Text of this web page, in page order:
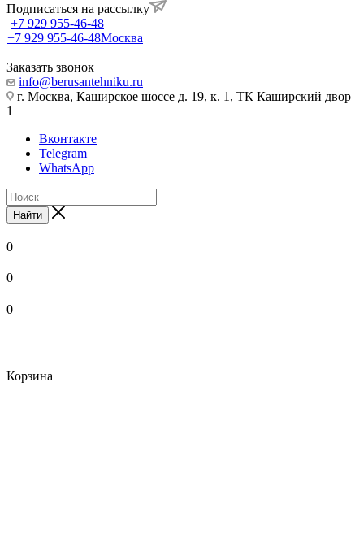
Подписаться на рассылку
+7 929 955-46-48
+7 929 955-46-48Москва
Заказать звонок
info@berusantehniku.ru
г. Москва, Каширское шоссе д. 19, к. 1, ТК Каширский двор
1
Вконтакте
Telegram
WhatsApp
Найти
0
0
0
Корзина